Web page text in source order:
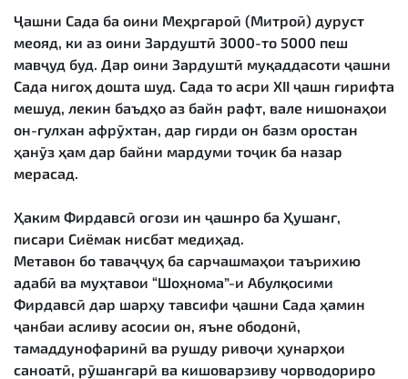
Ҷашни Сада ба оини Меҳргароӣ (Митроӣ) дуруст
меояд, ки аз оини Зардуштӣ 3000-то 5000 пеш
мавҷуд буд. Дар оини Зардуштӣ муқаддасоти ҷашни
Сада нигоҳ дошта шуд. Сада то асри XII ҷашн гирифта
мешуд, лекин баъдҳо аз байн рафт, вале нишонаҳои
он-гулхан афрӯхтан, дар гирди он базм оростан
ҳанӯз ҳам дар байни мардуми тоҷик ба назар
мерасад.
Ҳаким Фирдавсӣ оғози ин ҷашнро ба Ҳушанг,
писари Сиёмак нисбат медиҳад.
Метавон бо таваҷҷуҳ ба сарчашмаҳои таърихию
адабӣ ва муҳтавои “Шоҳнома”-и Абулқосими
Фирдавсӣ дар шарҳу тавсифи ҷашни Сада ҳамин
ҷанбаи асливу асосии он, яъне ободонӣ,
тамаддунофаринӣ ва рушду ривоҷи ҳунарҳои
саноатӣ, рӯшангарӣ ва кишоварзиву чорводориро